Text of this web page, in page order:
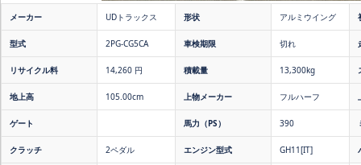
メーカー UDトラックス 形状 アルミウイング
型式 2PG-CG5CA 車検期限 切れ
リサイクル料 14,260 円 積載量 13,300kg
地上高 105.00cm 上物メーカー フルハーフ
ゲート 馬力（PS） 390
クラッチ 2ペダル エンジン型式 GH11[IT]